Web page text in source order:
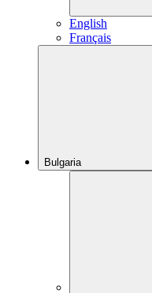
English
Français
Bulgaria